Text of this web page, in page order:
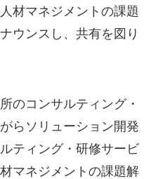
材マネジメントの課題
ウンスし、共有を図り
のコンサルティング・
らソリューション開発
ティング・研修サービ
マネジメントの課題解